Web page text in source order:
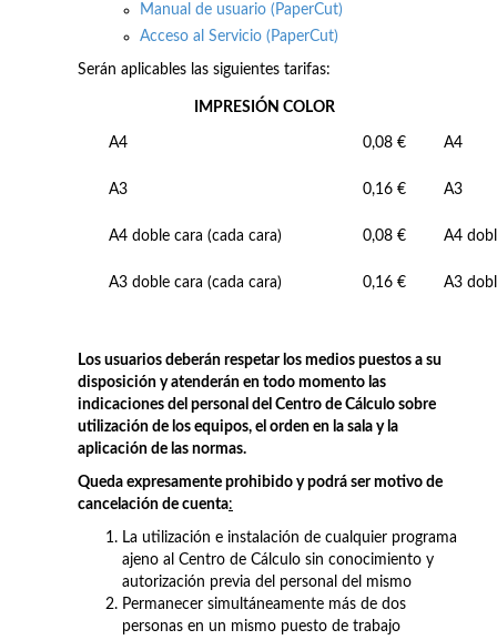
Manual de usuario (PaperCut)
Acceso al Servicio (PaperCut)
Serán aplicables las siguientes tarifas:
IMPRESIÓN COLOR
A4 0,08 € A4
A3 0,16 € A3
A4 doble cara (cada cara) 0,08 € A4
A3 doble cara (cada cara) 0,16 € A3
Los usuarios deberán respetar los medios puestos a su
disposición y atenderán en todo momento las
indicaciones del personal del Centro de Cálculo sobre
utilización de los equipos, el orden en la sala y la
aplicación de las normas.
Queda expresamente prohibido y podrá ser motivo de
cancelación de cuenta:
La utilización e instalación de cualquier programa
ajeno al Centro de Cálculo sin conocimiento y
autorización previa del personal del mismo
Permanecer simultáneamente más de dos
personas en un mismo puesto de trabajo